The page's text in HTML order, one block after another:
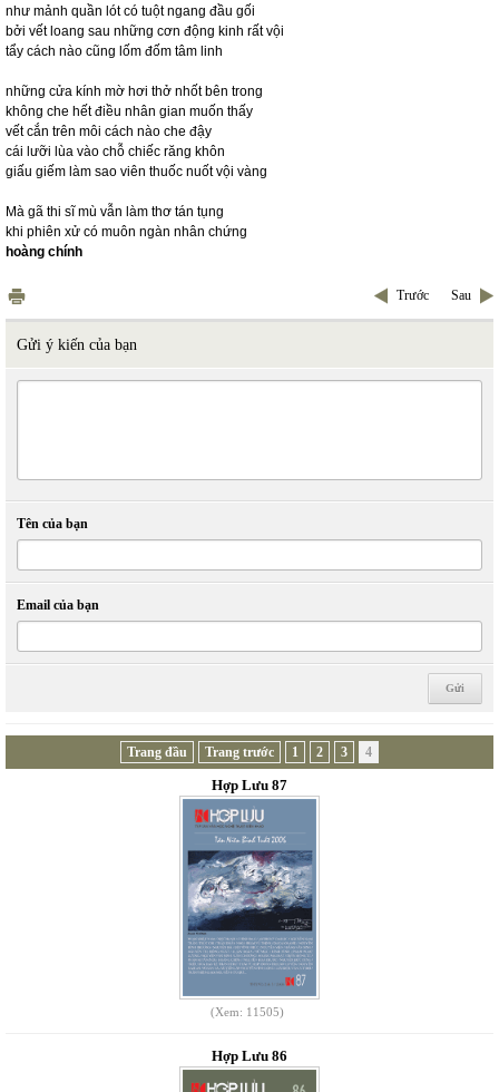
như mảnh quần lót có tuột ngang đầu gối
bởi vết loang sau những cơn động kinh rất vội
tẩy cách nào cũng lốm đốm tâm linh
những cửa kính mờ hơi thở nhốt bên trong
không che hết điều nhân gian muốn thấy
vết cắn trên môi cách nào che đậy
cái lưỡi lùa vào chỗ chiếc răng khôn
giấu giếm làm sao viên thuốc nuốt vội vàng
Mà gã thi sĩ mù vẫn làm thơ tán tụng
khi phiên xử có muôn ngàn nhân chứng
hoàng chính
Trước Sau
Gửi ý kiến của bạn
Tên của bạn
Email của bạn
Trang đầu Trang trước 1 2 3 4
Hợp Lưu 87
(Xem: 11505)
Hợp Lưu 86